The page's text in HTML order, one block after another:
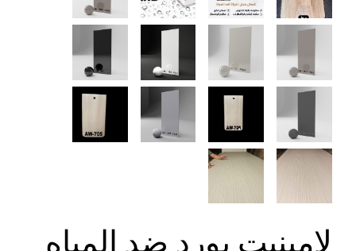
لامينيت بورد ضد المياه